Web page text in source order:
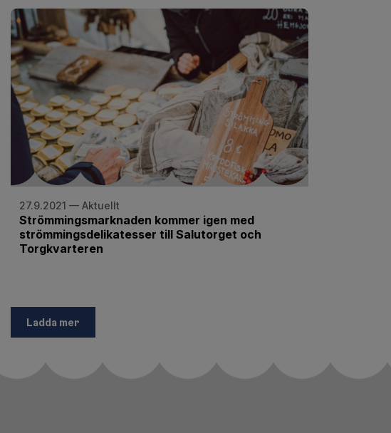
27.9.2021 — Aktuellt
Strömmingsmarknaden kommer igen med
strömmingsdelikatesser till Salutorget och
Torgkvarteren
Ladda mer